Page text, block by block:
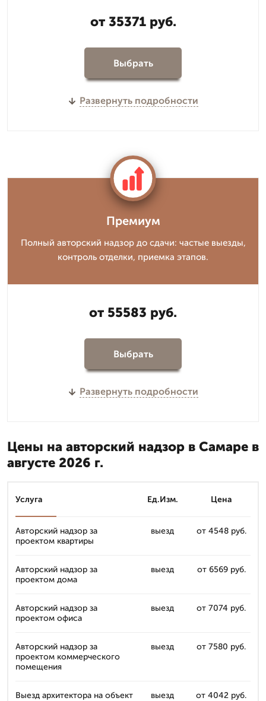
от 35371 руб.
Выбрать
Развернуть подробности
Премиум
Полный авторский надзор до сдачи: частые выезды,
контроль отделки, приемка этапов.
от 55583 руб.
Выбрать
Развернуть подробности
Цены на авторский надзор в Самаре в
августе 2026 г.
Услуга Ед.Изм. Цена
Авторский надзор за
проектом квартиры
выезд от 4548 руб.
Авторский надзор за
проектом дома
выезд от 6569 руб.
Авторский надзор за
проектом офиса
выезд от 7074 руб.
Авторский надзор за
проектом коммерческого
помещения
выезд от 7580 руб.
Выезд архитектора на объект выезд от 4042 руб.